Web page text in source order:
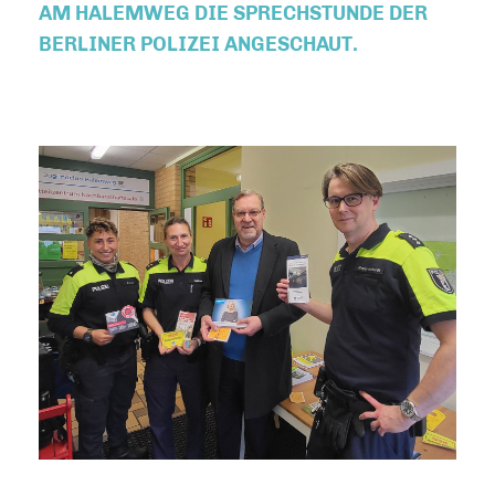
AM HALEMWEG DIE SPRECHSTUNDE DER
BERLINER POLIZEI ANGESCHAUT.